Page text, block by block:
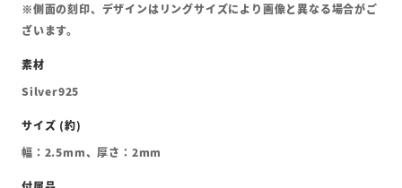
※側面の刻印、デザインはリングサイズにより画像と異なる場合がご
ざいます。
Silver925
幅：2.5mm、厚さ：2mm